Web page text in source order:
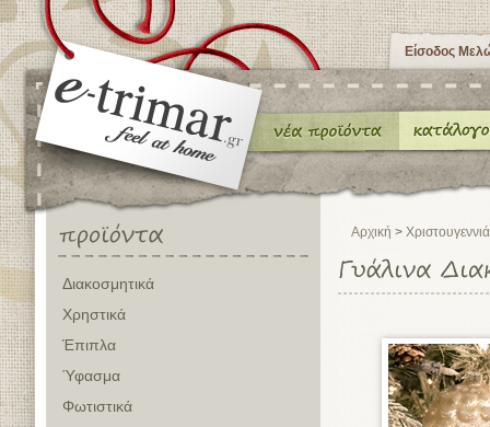
Είσοδος
Διακοσμητικά
Χρηστικά
Έπιπλα
Ύφασμα
Φωτιστικά
Αρχική >